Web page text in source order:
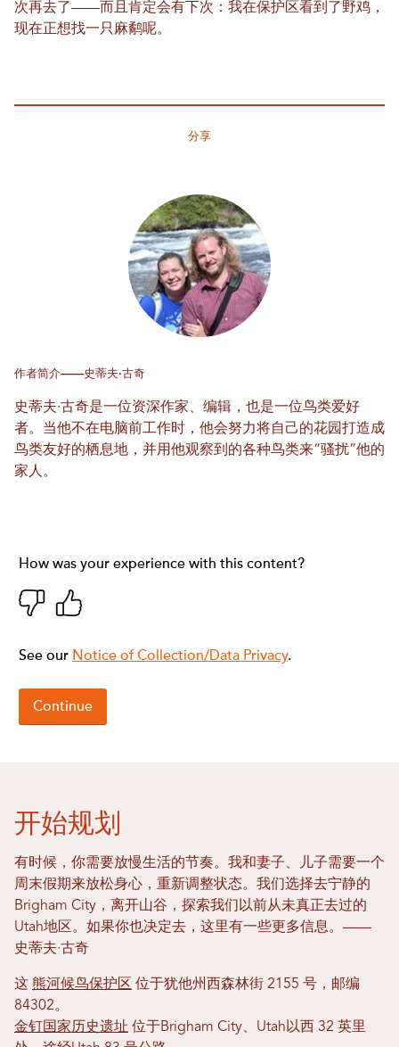
次再去了——而且肯定会有下次：我在保护区看到了野鸡，
现在正想找一只麻鹬呢。
分享
作者简介——史蒂夫·古奇
史蒂夫·古奇是一位资深作家、编辑，也是一位鸟类爱好
者。当他不在电脑前工作时，他会努力将自己的花园打造成
鸟类友好的栖息地，并用他观察到的各种鸟类来“骚扰”他的
家人。
开始规划
有时候，你需要放慢生活的节奏。我和妻子、儿子需要一个
周末假期来放松身心，重新调整状态。我们选择去宁静的
Brigham City，离开山谷，探索我们以前从未真正去过的
Utah地区。如果你也决定去，这里有一些更多信息。——
史蒂夫·古奇
这 熊河候鸟保护区 位于犹他州西森林街 2155 号，邮编
84302。
金钉国家历史遗址 位于Brigham City、Utah以西 32 英里